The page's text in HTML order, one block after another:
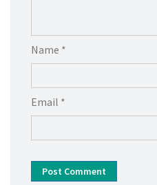
Name *
Email *
Post Comment